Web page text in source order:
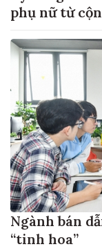
phụ nữ từ
Ngành bán
“tinh hoa”